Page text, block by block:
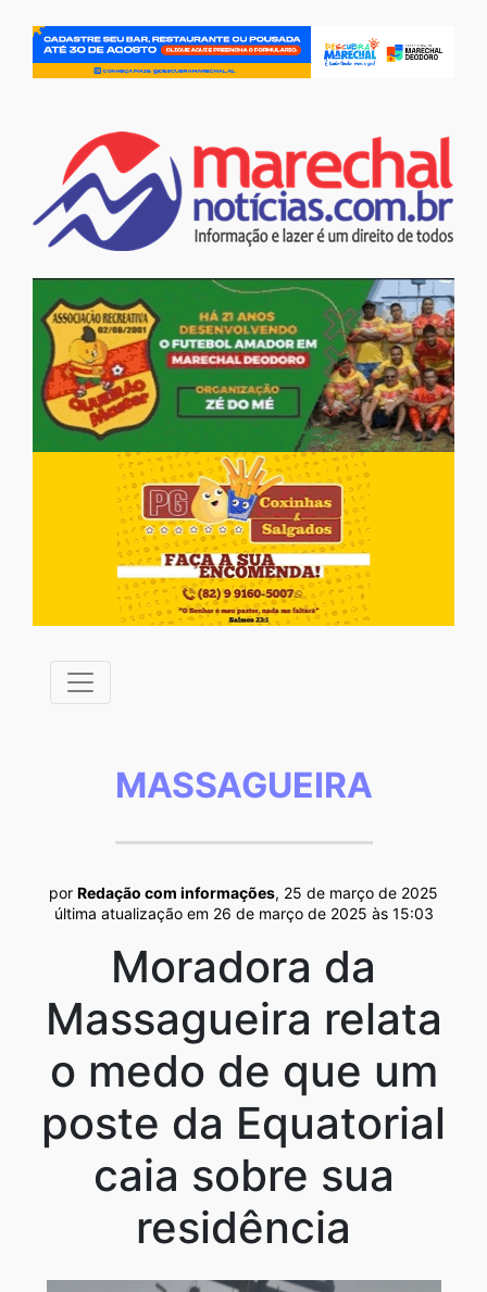
MASSAGUEIRA
por Redação com informações, 25 de março de 2025
última atualização em 26 de março de 2025 às 15:03
Moradora da
Massagueira relata
o medo de que um
poste da Equatorial
caia sobre sua
residência